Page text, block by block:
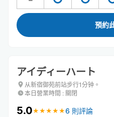
預約
アイディーハート
从新宿御苑前站步行1分钟。
本日營業時間 : 關閉
5.0★ ★ ★ ★ ★
★ ★ ★ ★ ★6 則評論